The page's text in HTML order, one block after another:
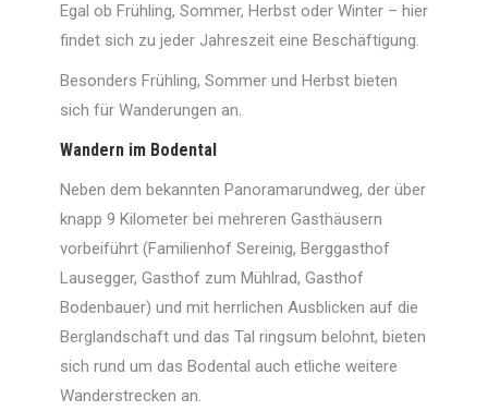
Egal ob Frühling, Sommer, Herbst oder Winter – hier
findet sich zu jeder Jahreszeit eine Beschäftigung.
Besonders Frühling, Sommer und Herbst bieten
sich für Wanderungen an.
Wandern im Bodental
Neben dem bekannten Panoramarundweg, der über
knapp 9 Kilometer bei mehreren Gasthäusern
vorbeiführt (Familienhof Sereinig, Berggasthof
Lausegger, Gasthof zum Mühlrad, Gasthof
Bodenbauer) und mit herrlichen Ausblicken auf die
Berglandschaft und das Tal ringsum belohnt, bieten
sich rund um das Bodental auch etliche weitere
Wanderstrecken an.